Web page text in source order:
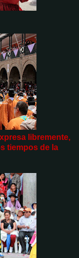
libremente,
tiempos de la